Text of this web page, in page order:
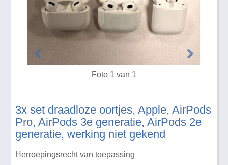
3x set draadloze oortjes, Apple, AirPods
Pro, AirPods 3e generatie, AirPods 2e
generatie, werking niet gekend
Herroepingsrecht van toepassing
Foto 1 van 1